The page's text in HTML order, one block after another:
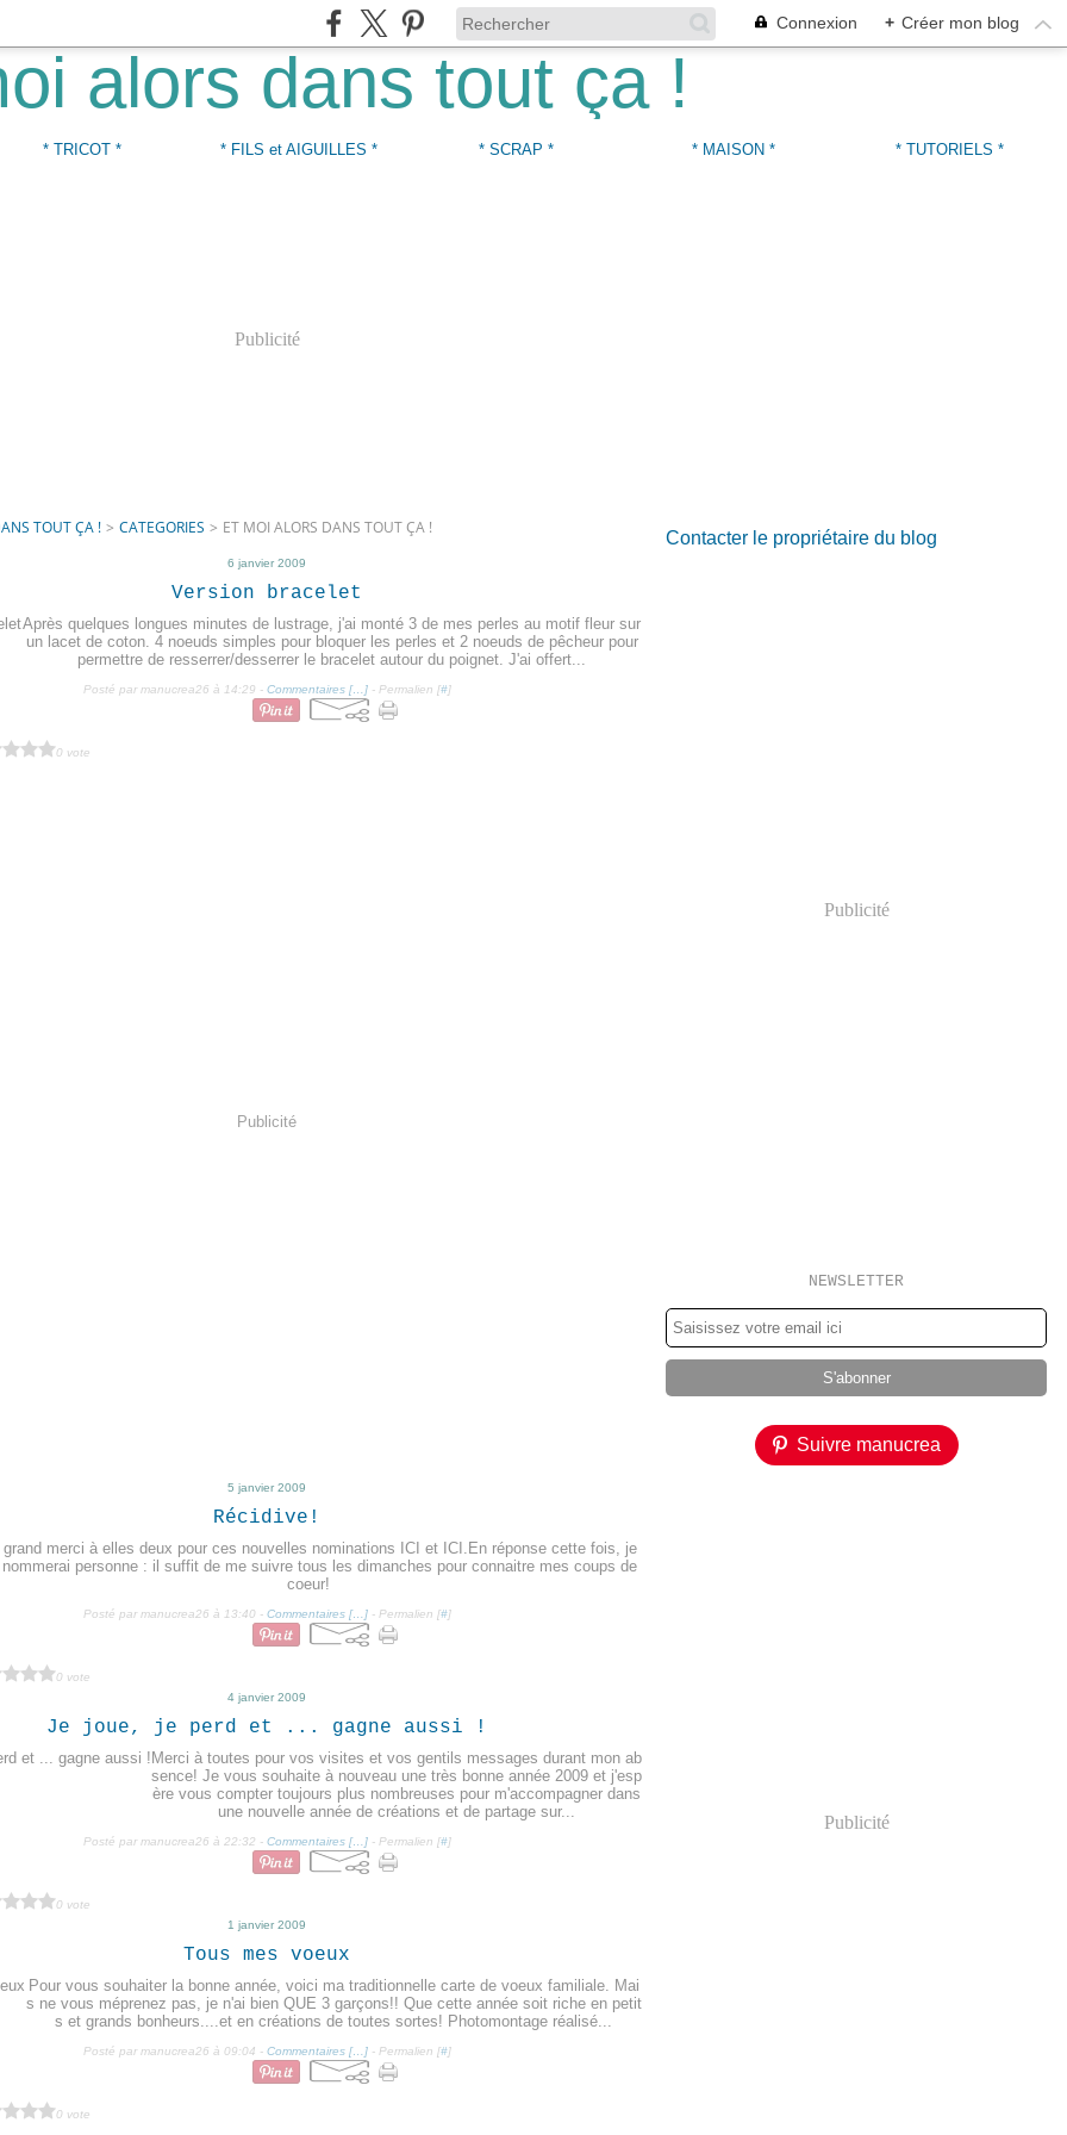
Connexion + Créer mon blog
* TRICOT * * FILS et AIGUILLES * * SCRAP * * MAISON * * TUTORIELS *
Publicité
TOUT ÇA ! > CATEGORIES > ET MOI ALORS DANS TOUT ÇA !
6 janvier 2009
Version bracelet
Après quelques longues minutes de lustrage, j'ai monté 3 de mes perles au motif fleur sur
un lacet de coton. 4 noeuds simples pour bloquer les perles et 2 noeuds de pêcheur pour
permettre de resserrer/desserrer le bracelet autour du poignet. J'ai offert...
Posté par manucrea26 à 14:29 - Commentaires [… ]- Permalien [#]
0 vote
Publicité
5 janvier 2009
Récidive!
grand merci à elles deux pour ces nouvelles nominations ICI et ICI.En réponse cette fois, je
nommerai personne : il suffit de me suivre tous les dimanches pour connaitre mes coups de
coeur!
Posté par manucrea26 à 13:40 - Commentaires [… ]- Permalien [#]
0 vote
4 janvier 2009
Je joue, je perd et ... gagne aussi !
Merci à toutes pour vos visites et vos gentils messages durant mon ab
sence! Je vous souhaite à nouveau une très bonne année 2009 et j'esp
ère vous compter toujours plus nombreuses pour m'accompagner dans
une nouvelle année de créations et de partage sur...
Posté par manucrea26 à 22:32 - Commentaires [… ]- Permalien [#]
0 vote
1 janvier 2009
Tous mes voeux
Pour vous souhaiter la bonne année, voici ma traditionnelle carte de voeux familiale. Mai
s ne vous méprenez pas, je n'ai bien QUE 3 garçons!! Que cette année soit riche en petit
s et grands bonheurs....et en créations de toutes sortes! Photomontage réalisé...
Posté par manucrea26 à 09:04 - Commentaires [… ]- Permalien [#]
0 vote
Contacter le propriétaire du blog
Publicité
NEWSLETTER
Suivre manucrea
Publicité